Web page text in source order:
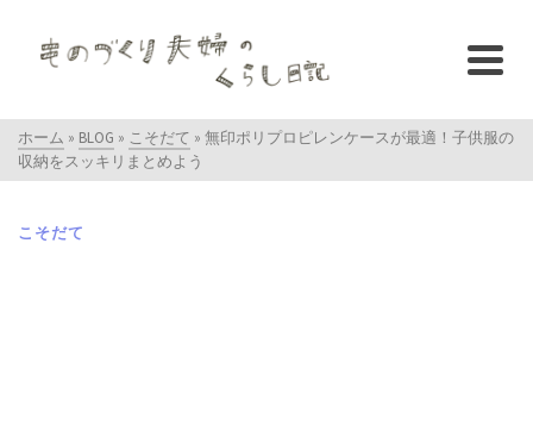
ホーム » BLOG » こそだて » 無印ポリプロピレンケースが最適！子供服の
収納をスッキリまとめよう
こそだて